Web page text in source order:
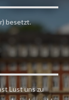
besetzt.
Lust uns zu